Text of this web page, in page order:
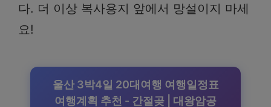
다. 더 이상 복사용지 앞에서 망설이지 마세
요!
울산 3박4일 20대여행 여행일정표
여행계획 추천 - 간절곶 | 대왕암공